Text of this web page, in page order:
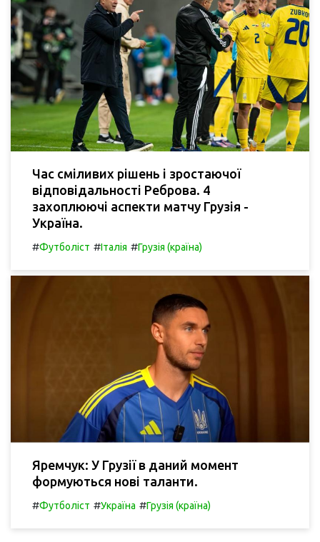
Час сміливих рішень і зростаючої
відповідальності Реброва. 4
захоплюючі аспекти матчу Грузія -
Україна.
#Футболіст #Італія #Грузія (країна)
Яремчук: У Грузії в даний момент
формуються нові таланти.
#Футболіст #Україна #Грузія (країна)